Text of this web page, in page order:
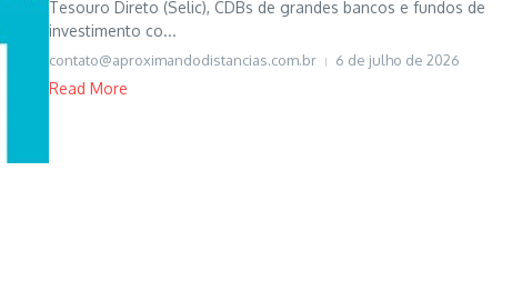
Tesouro Direto (Selic), CDBs de grandes bancos e fundos de
investimento co...
contato@aproximandodistancias.com.br 6 de julho de 2026
Read More